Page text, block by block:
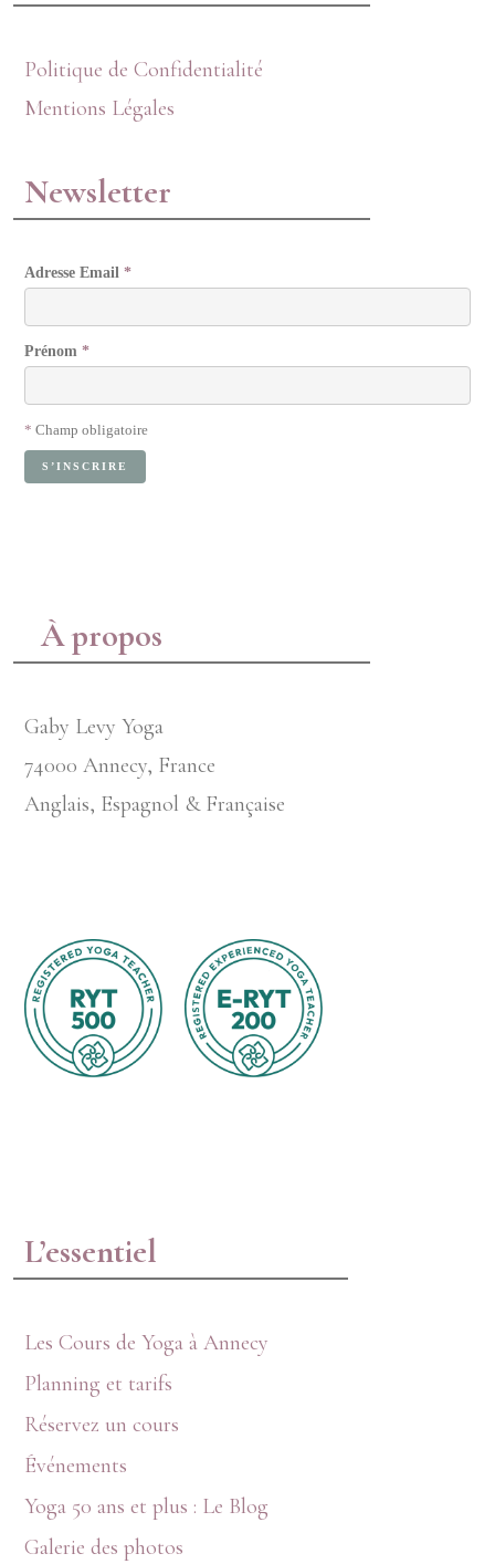
Politique de Confidentialité
Mentions Légales
Newsletter
Adresse Email*
Prénom*
* Champ obligatoire
À propos
Gaby Levy Yoga
74000 Annecy, France
Anglais, Espagnol & Française
L’essentiel
Les Cours de Yoga à Annecy
Planning et tarifs
Réservez un cours
Événements
Yoga 50 ans et plus : Le Blog
Galerie des photos